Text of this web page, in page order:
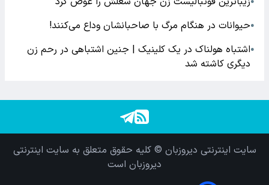
●حیوانات در هنگام مرگ با صاحبانشان وداع می‌کنند!
●اشتباه هولناک در یک کلینیک | جنین اشتباهی در رحم زن
دیگری کاشته شد
سایت اینترنتی دیروزبان © کلیه حقوق متعلق به سایت اینترنتی
دیروزبان است